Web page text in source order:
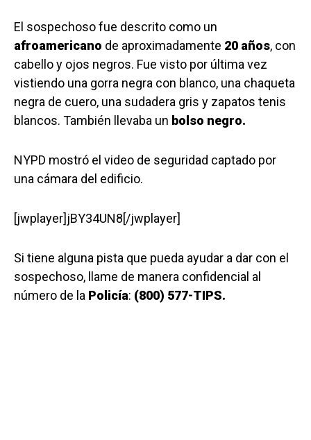
El sospechoso fue descrito como un
afroamericano de aproximadamente 20 años, con
cabello y ojos negros. Fue visto por última vez
vistiendo una gorra negra con blanco, una chaqueta
negra de cuero, una sudadera gris y zapatos tenis
blancos. También llevaba un bolso negro.
NYPD mostró el video de seguridad captado por
una cámara del edificio.
[jwplayer]jBY34UN8[/jwplayer]
Si tiene alguna pista que pueda ayudar a dar con el
sospechoso, llame de manera confidencial al
número de la Policía: (800) 577-TIPS.